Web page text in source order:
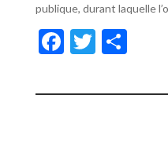
publique, durant laquelle
F
e
T
itt ta